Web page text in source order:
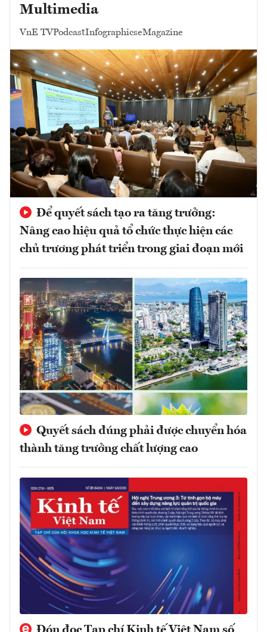
Multimedia
VnE TVPodcastInfographicseMagazine
Để quyết sách tạo ra tăng trưởng:
Nâng cao hiệu quả tổ chức thực hiện các
chủ trương phát triển trong giai đoạn mới
Quyết sách đúng phải được chuyển hóa
thành tăng trưởng chất lượng cao